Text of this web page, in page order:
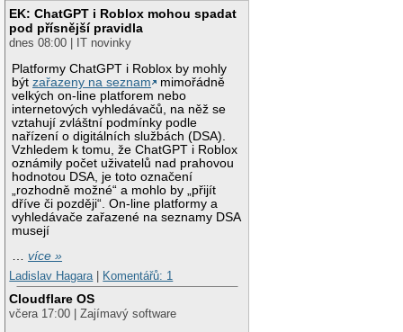
EK: ChatGPT i Roblox mohou spadat
pod přísnější pravidla
dnes 08:00 | IT novinky
Platformy ChatGPT i Roblox by mohly
býtzařazeny na seznam
mimořádně
velkých on-line platforem nebo
internetových vyhledávačů, na něž se
vztahují zvláštní podmínky podle
nařízení o digitálních službách (DSA).
Vzhledem k tomu, že ChatGPT i Roblox
oznámily počet uživatelů nad prahovou
hodnotou DSA, je toto označení
„rozhodně možné“ a mohlo by „přijít
dříve či později“. On-line platformy a
vyhledávače zařazené na seznamy DSA
musejí
…více »
Ladislav Hagara
Komentářů: 1
Cloudflare OS
včera 17:00 | Zajímavý software